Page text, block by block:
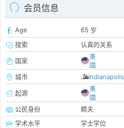
会员信息
Age
65 岁
搜索
认真的关系
国家
美
國
城市
Indianapolis
起源
美
國
公民身份
鳏夫
学术水平
学士学位